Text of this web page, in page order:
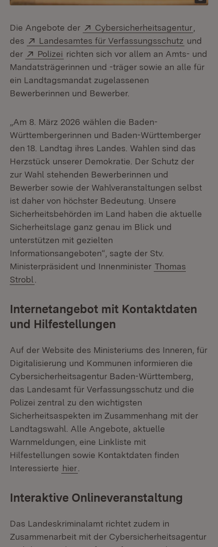
Die Angebote der Extern:
Cybersicherheitsagentur
des
Extern:
Landesamtes für Verfassungsschutz (Öffnet
und
der
Extern:
Polizei (Öffnet in neuem Fenster)
richten sich vor allem an Amts- und
Mandatsträgerinnen und -träger sowie an alle für
ein Landtagsmandat zugelassenen
Bewerberinnen und Bewerber.
„Am 8. März 2026 wählen die Baden-
Württembergerinnen und Baden-Württemberger
den 18. Landtag ihres Landes. Wahlen sind das
Herzstück unserer Demokratie. Der Schutz der
zur Wahl stehenden Bewerberinnen und
Bewerber sowie der Wahlveranstaltungen selbst
ist daher von höchster Bedeutung. Unsere
Sicherheitsbehörden im Land haben die aktuelle
Sicherheitslage ganz genau im Blick und
unterstützen mit gezielten
Informationsangeboten“, sagte der Stv.
Ministerpräsident und Innenminister Thomas
Strobl
Internetangebot mit Kontaktdaten
und Hilfestellungen
Auf der Website des Ministeriums des Inneren, für
Digitalisierung und Kommunen informieren die
Cybersicherheitsagentur Baden-Württemberg,
das Landesamt für Verfassungsschutz und die
Polizei zentral zu den wichtigsten
Sicherheitsaspekten im Zusammenhang mit der
Landtagswahl. Alle Angebote, aktuelle
Warnmeldungen, eine Linkliste mit
Hilfestellungen sowie Kontaktdaten finden
Interessierte hier
Interaktive Onlineveranstaltung
Das Landeskriminalamt richtet zudem in
Zusammenarbeit mit der Cybersicherheitsagentur